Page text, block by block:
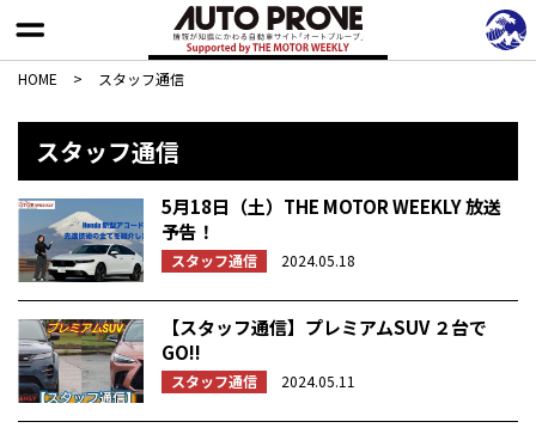
HOME > スタッフ通信
スタッフ通信
5月18日（土）THE MOTOR WEEKLY 放送
予告！
スタッフ通信 2024.05.18
【スタッフ通信】プレミアムSUV ２台で
GO!!
スタッフ通信 2024.05.11